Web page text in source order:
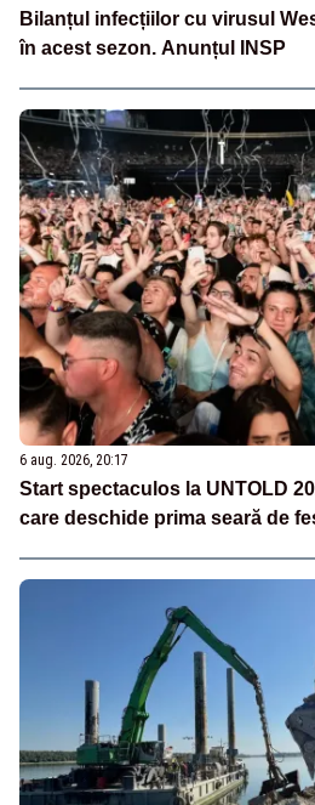
Bilanțul infecțiilor cu virusul
în acest sezon. Anunțul INSP
6 aug. 2026, 20:17
Start spectaculos la UNTOLD
care deschide prima seară de